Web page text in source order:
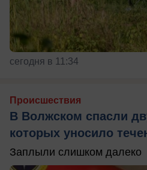
сегодня в 11:34
Происшествия
В Волжском спасли
которых уносило
Заплыли слишком далеко